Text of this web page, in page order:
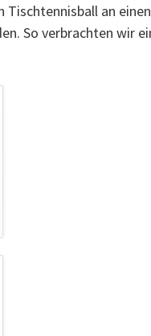
an
So verbrachten wir